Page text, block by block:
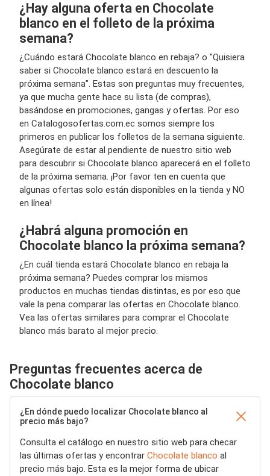
¿Hay alguna oferta en Chocolate
blanco en el folleto de la próxima
semana?
¿Cuándo estará Chocolate blanco en rebaja? o "Quisiera
saber si Chocolate blanco estará en descuento la
próxima semana". Estas son preguntas muy frecuentes,
ya que mucha gente hace su lista (de compras),
basándose en promociones, gangas y ofertas. Por eso
en Catalogosofertas.com.ec somos siempre los
primeros en publicar los folletos de la semana siguiente.
Asegúrate de estar al pendiente de nuestro sitio web
para descubrir si Chocolate blanco aparecerá en el folleto
de la próxima semana. ¡Por favor ten en cuenta que
algunas ofertas solo están disponibles en la tienda y NO
en línea!
¿Habrá alguna promoción en
Chocolate blanco la próxima semana?
¿En cuál tienda estará Chocolate blanco en rebaja la
próxima semana? Puedes comprar los mismos
productos en muchas tiendas distintas, es por eso que
vale la pena comparar las ofertas en Chocolate blanco.
Vea las ofertas similares para comprar el Chocolate
blanco más barato al mejor precio.
Preguntas frecuentes acerca de
Chocolate blanco
¿En dónde puedo localizar Chocolate blanco al
precio más bajo?
Consulta el catálogo en nuestro sitio web para checar
las últimas ofertas y encontrar Chocolate blanco al
precio más bajo. Esta es la mejor forma de ubicar